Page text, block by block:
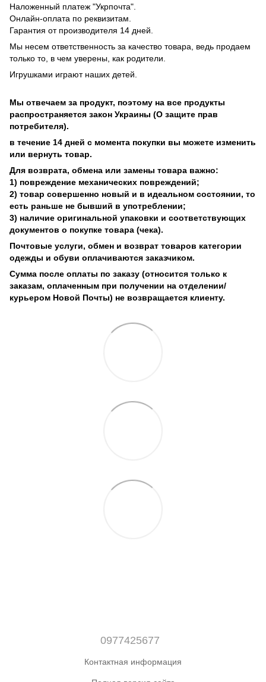
Наложенный платеж "Укрпочта".
Онлайн-оплата по реквизитам.
Гарантия от производителя 14 дней.
Мы несем ответственность за качество товара, ведь продаем
только то, в чем уверены, как родители.
Игрушками играют наших детей.
Мы отвечаем за продукт, поэтому на все продукты
распространяется закон Украины (О защите прав
потребителя).
в течение 14 дней с момента покупки вы можете изменить
или вернуть товар.
Для возврата, обмена или замены товара важно:
1) повреждение механических повреждений;
2) товар совершенно новый и в идеальном состоянии, то
есть раньше не бывший в употреблении;
3) наличие оригинальной упаковки и соответствующих
документов о покупке товара (чека).
Почтовые услуги, обмен и возврат товаров категории
одежды и обуви оплачиваются заказчиком.
Сумма после оплаты по заказу (относится только к
заказам, оплаченным при получении на отделении/
курьером Новой Почты) не возвращается клиенту.
0977425677
Контактная информация